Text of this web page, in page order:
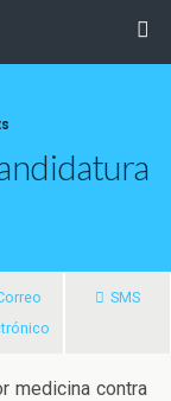
SMS
medicina contra